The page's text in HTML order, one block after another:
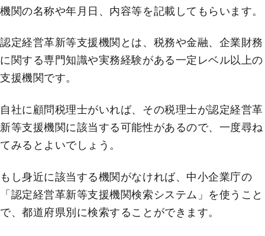
機関の名称や年月日、内容等を記載してもらいます。
認定経営革新等支援機関とは、税務や金融、企業財務
に関する専門知識や実務経験がある一定レベル以上の
支援機関です。
自社に顧問税理士がいれば、その税理士が認定経営革
新等支援機関に該当する可能性があるので、一度尋ね
てみるとよいでしょう。
もし身近に該当する機関がなければ、中小企業庁の
「認定経営革新等支援機関検索システム」を使うこと
で、都道府県別に検索することができます。